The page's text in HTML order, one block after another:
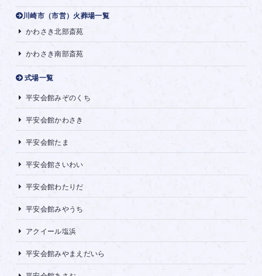
川崎市（市営）火葬場一覧
かわさき北部斎苑
かわさき南部斎苑
式場一覧
平安会館みぞのくち
平安会館かわさき
平安会館たま
平安会館さいわい
平安会館わたりだ
平安会館みやうち
アクイール塩浜
平安会館みやまえだいら